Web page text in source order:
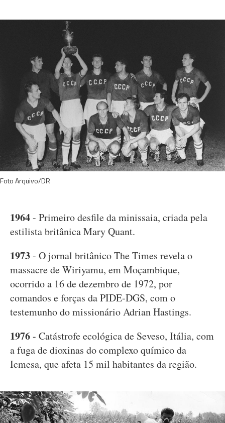
Foto Arquivo/DR
1964- Primeiro desfile da minissaia, criada pela
estilista britânica Mary Quant.
1973- O jornal britânico The Times revela o
massacre de Wiriyamu, em Moçambique,
ocorrido a 16 de dezembro de 1972, por
comandos e forças da PIDE-DGS, com o
testemunho do missionário Adrian Hastings.
1976- Catástrofe ecológica de Seveso, Itália, com
a fuga de dioxinas do complexo químico da
Icmesa, que afeta 15 mil habitantes da região.